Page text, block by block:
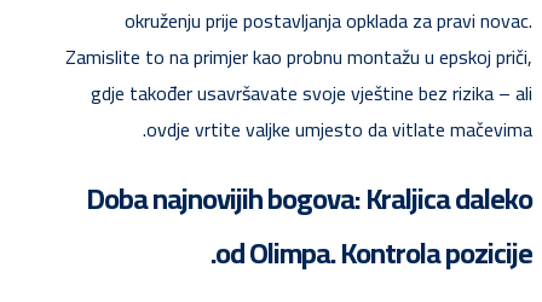
okruženju prije postavljanja opklada za pravi novac.
Zamislite to na primjer kao probnu montažu u epskoj priči,
gdje također usavršavate svoje vještine bez rizika – ali
ovdje vrtite valjke umjesto da vitlate mačevima.
Doba najnovijih bogova: Kraljica daleko
od Olimpa. Kontrola pozicije.